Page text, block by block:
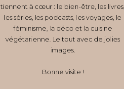
tiennent à cœur : le bien-être, les livres,
les séries, les podcasts, les voyages, le
féminisme, la déco et la cuisine
végétarienne. Le tout avec de jolies
images.
Bonne visite !